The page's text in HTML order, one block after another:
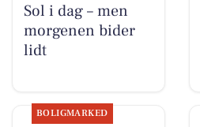
Sol i dag – men
morgenen bider
lidt
BOLIGMARKED